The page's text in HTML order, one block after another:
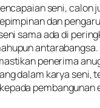
seni, calon
dan
sama ada di
penerima
dalam karya seni,
pembangunan